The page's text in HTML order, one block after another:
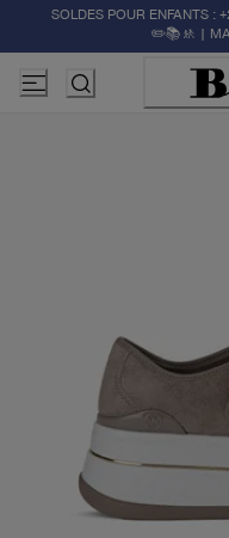
SOLDES POUR ENFANTS :
✏️📚🚸 |